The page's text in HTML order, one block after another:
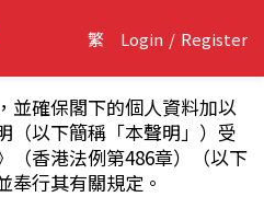
繁 Login / Register
並確保閣下的個人資料加以
（以下簡稱「本聲明」）受
（香港法例第486章）（以下
奉行其有關規定。